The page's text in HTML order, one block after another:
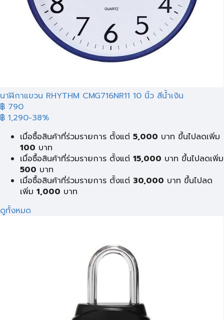
นาฬิกาแขวน RHYTHM CMG716NR11 10 นิ้ว สีน้ำเงิน
฿ 790
฿ 1,290-38%
เมื่อซื้อสินค้าที่ร่วมรายการ ตั้งแต่ 5,000 บาท ขึ้นไปลดเพิ่ม
100 บาท
เมื่อซื้อสินค้าที่ร่วมรายการ ตั้งแต่ 15,000 บาท ขึ้นไปลดเพิ่ม
500 บาท
เมื่อซื้อสินค้าที่ร่วมรายการ ตั้งแต่ 30,000 บาท ขึ้นไปลด
เพิ่ม 1,000 บาท
ดูทั้งหมด